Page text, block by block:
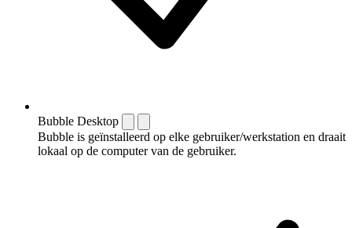
Bubble Desktop
Bubble is geïnstalleerd op elke gebruiker/werkstation en draait
lokaal op de computer van de gebruiker.